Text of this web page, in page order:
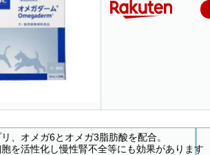
、オメガ6とオメガ3脂肪酸を配合。
を活性化し慢性腎不全等にも効果があります